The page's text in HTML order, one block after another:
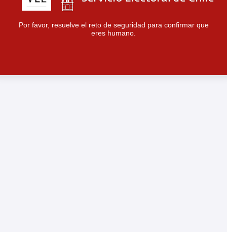
Por favor, resuelve el reto de seguridad para confirmar que
eres humano.